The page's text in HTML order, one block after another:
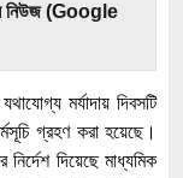
নিউজ (Google
মর্যাদায় দিবসটি
গ্রহণ করা হয়েছে।
দিয়েছে মাধ্যমিক